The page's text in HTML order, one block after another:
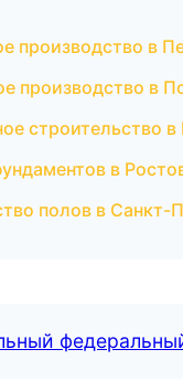
производство в
производство в
строительство
в
полов в Санкт-